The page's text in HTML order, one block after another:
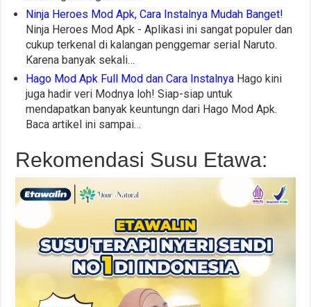
Ninja Heroes Mod Apk, Cara Instalnya Mudah Banget!
Ninja Heroes Mod Apk - Aplikasi ini sangat populer dan
cukup terkenal di kalangan penggemar serial Naruto.
Karena banyak sekali…
Hago Mod Apk Full Mod dan Cara Instalnya Hago kini
juga hadir veri Modnya loh! Siap-siap untuk
mendapatkan banyak keuntungn dari Hago Mod Apk.
Baca artikel ini sampai…
Rekomendasi Susu Etawa: